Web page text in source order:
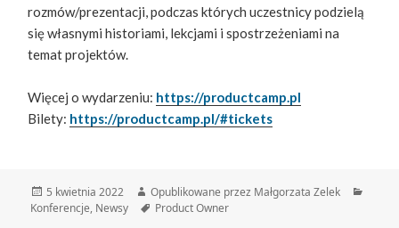
rozmów/prezentacji, podczas których uczestnicy podzielą
się własnymi historiami, lekcjami i spostrzeżeniami na
temat projektów.
Więcej o wydarzeniu: https://productcamp.pl
Bilety: https://productcamp.pl/#tickets
Data
publikacji
5 kwietnia 2022 Autor
Opublikowane przez Małgorzata Zelek
Konferencje, Newsy Tagi
Product Owner